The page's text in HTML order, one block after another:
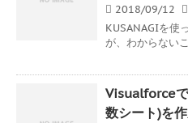
2018/09/12
KUSANAGIを使
が、わからない
Visualforce
数シート)を